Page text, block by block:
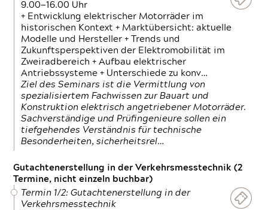
9.00—16.00 Uhr
+ Entwicklung elektrischer Motorräder im
historischen Kontext + Marktübersicht: aktuelle
Modelle und Hersteller + Trends und
Zukunftsperspektiven der Elektromobilität im
Zweiradbereich + Aufbau elektrischer
Antriebssysteme + Unterschiede zu konv…
Ziel des Seminars ist die Vermittlung von
spezialisiertem Fachwissen zur Bauart und
Konstruktion elektrisch angetriebener Motorräder.
Sachverständige und Prüfingenieure sollen ein
tiefgehendes Verständnis für technische
Besonderheiten, sicherheitsrel…
Gutachtenerstellung in der Verkehrsmesstechnik (2
Termine, nicht einzeln buchbar)
Termin 1/2: Gutachtenerstellung in der
Verkehrsmesstechnik